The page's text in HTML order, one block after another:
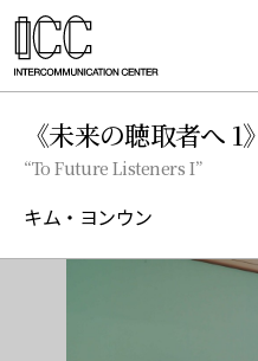
《未来の聴取者へ 1》
“To Future Listeners I”
キム・ヨンウン